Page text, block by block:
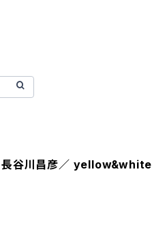
】長谷川昌彦／ yellow&white